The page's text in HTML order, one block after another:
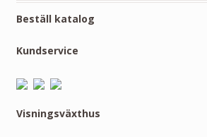
Beställ katalog
Kundservice
Visningsväxthus